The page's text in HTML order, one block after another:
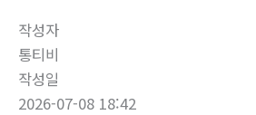
작성자
통티비
작성일
2026-07-08 18:42